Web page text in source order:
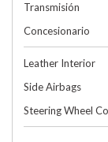
Transmisión
Concesionario
Leather Interior
Side Airbags
Steering Wheel